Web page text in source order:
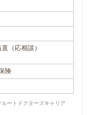
（応相談）
険
ートドクターズキャリア